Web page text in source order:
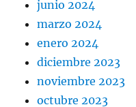
junio 2024
marzo 2024
enero 2024
diciembre 2023
noviembre 2023
octubre 2023